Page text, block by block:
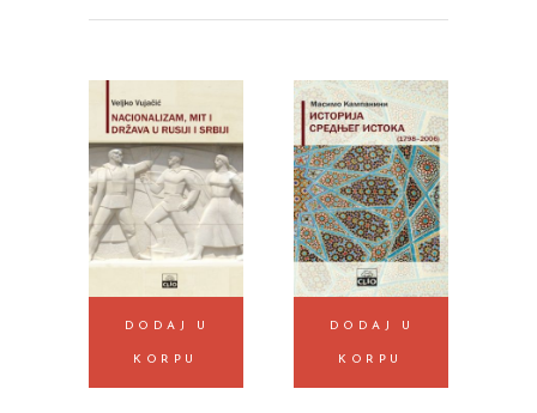
DODAJ U
KORPU
DODAJ U
KORPU